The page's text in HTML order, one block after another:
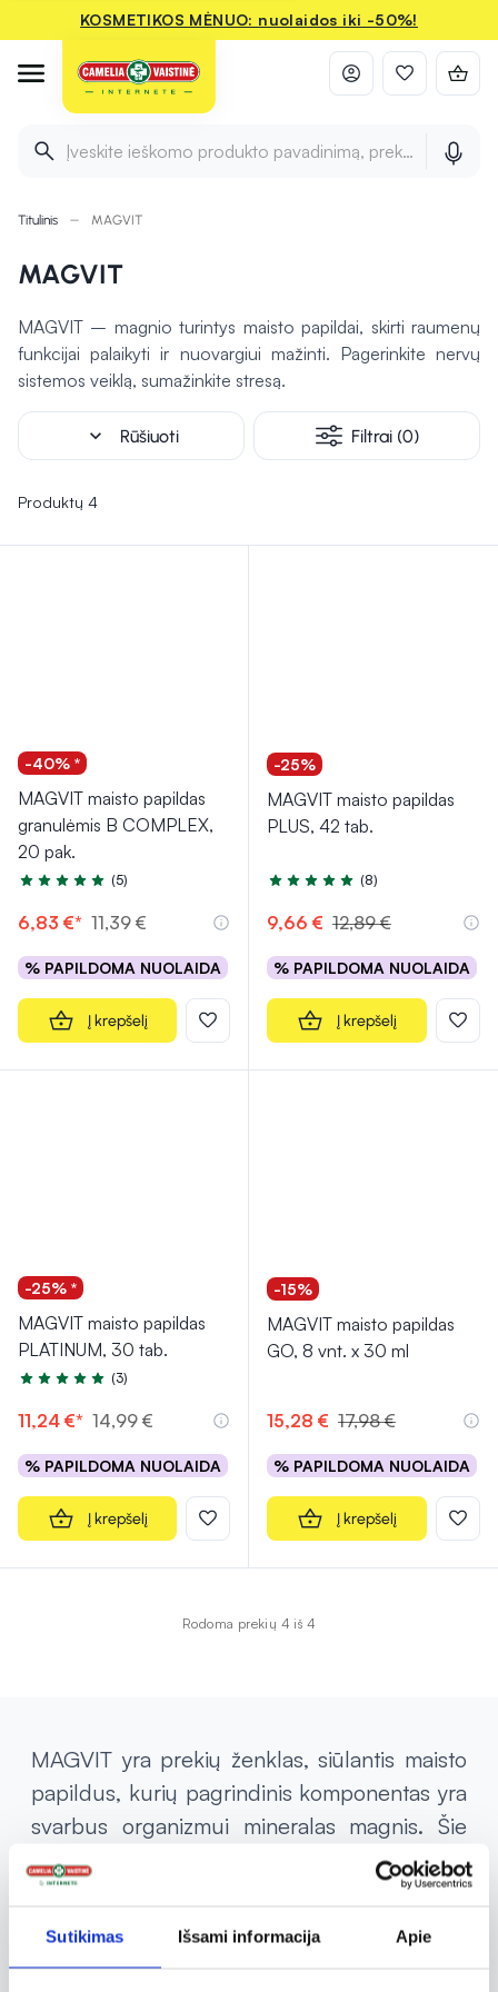
Sutikimas Išsami informacija Apie
KOSMETIKOS MĖNUO: nuolaidos iki -50%!
Įveskite ieškomo produkto pavadinimą, prekės ženklą ir
Titulinis MAGVIT
MAGVIT
MAGVIT – magnio turintys maisto papildai, skirti raumenų
funkcijai palaikyti ir nuovargiui mažinti. Pagerinkite nervų
sistemos veiklą, sumažinkite stresą.
expand_more Rūšiuoti Filtrai (0)
Produktų 4
-40% *
MAGVIT maisto papildas
granulėmis B COMPLEX,
20 pak.
Įvertinimas 5.0 iš 5
(5)
6,83 €* 11,39 €
% PAPILDOMA NUOLAIDA
Į krepšelį
-25%
MAGVIT maisto papildas
PLUS, 42 tab.
Įvertinimas 5.0 iš 5
(8)
9,66 € 12,89 €
% PAPILDOMA NUOLAIDA
Į krepšelį
-25% *
MAGVIT maisto papildas
PLATINUM, 30 tab.
Įvertinimas 5.0 iš 5
(3)
11,24 €* 14,99 €
% PAPILDOMA NUOLAIDA
Į krepšelį
-15%
MAGVIT maisto papildas
GO, 8 vnt. x 30 ml
15,28 € 17,98 €
% PAPILDOMA NUOLAIDA
Į krepšelį
Rodoma prekių 4 iš 4
MAGVIT yra prekių ženklas, siūlantis maisto
papildus, kurių pagrindinis komponentas yra
svarbus organizmui mineralas magnis. Šie
papildai skirti palaikyti normalią nervų
sistemos veiklą, padėti sumažinti nuovargį ir
palaikyti raumenų funkcijas. MAGVIT
produktai pasitelkia modernias